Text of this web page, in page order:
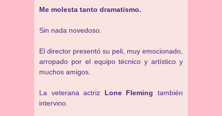
Me molesta tanto dramatismo.
Sin nada novedoso.
El director presentó su peli, muy emocionado,
arropado por el equipo técnico y artístico y
muchos amigos.
La veterana actriz Lone Fleming también
intervino.